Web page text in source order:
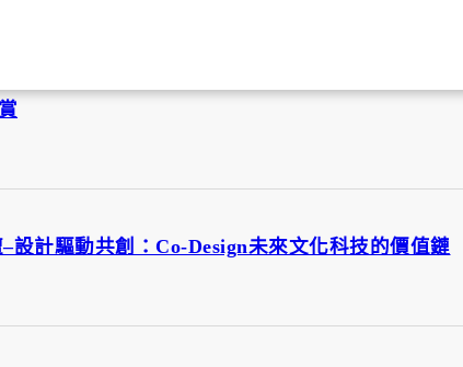
設計驅動共創：Co-Design未來文化科技的價值鏈